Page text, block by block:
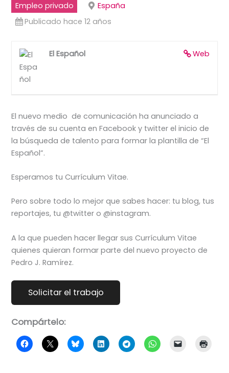
Empleo privado
España
Publicado hace 12 años
Web
El Español
El nuevo medio de comunicación ha anunciado a
través de su cuenta en Facebook y twitter el inicio de
la búsqueda de talento para formar la plantilla de “El
Español”.
Esperamos tu Currículum Vitae.
Pero sobre todo lo mejor que sabes hacer: tu blog, tus
reportajes, tu @twitter o @instagram.
A la que pueden hacer llegar sus Currículum Vitae
quienes quieran formar parte del nuevo proyecto de
Pedro J. Ramírez.
Compártelo: